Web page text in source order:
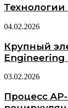
Технологии
04.02.2026
Крупный
Engineering
03.02.2026
Процесс